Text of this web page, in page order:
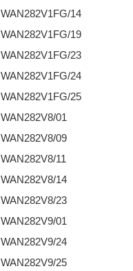
WAN282V1FG/14
WAN282V1FG/19
WAN282V1FG/23
WAN282V1FG/24
WAN282V1FG/25
WAN282V8/01
WAN282V8/09
WAN282V8/11
WAN282V8/14
WAN282V8/23
WAN282V9/01
WAN282V9/24
WAN282V9/25